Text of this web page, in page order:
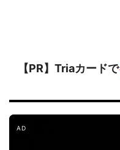
【PR】Triaカードで
AD